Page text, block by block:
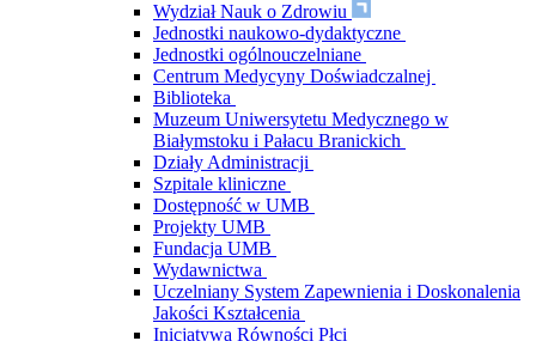
Wydział Nauk o Zdrowiu
Jednostki naukowo-dydaktyczne
Jednostki ogólnouczelniane
Centrum Medycyny Doświadczalnej
Biblioteka
Muzeum Uniwersytetu Medycznego w
Białymstoku i Pałacu Branickich
Działy Administracji
Szpitale kliniczne
Dostępność w UMB
Projekty UMB
Fundacja UMB
Wydawnictwa
Uczelniany System Zapewnienia i Doskonalenia
Jakości Kształcenia
Inicjatywa Równości Płci